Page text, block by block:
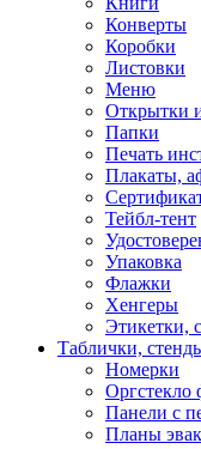
Конверты
Коробки
Листовки
Меню
Открытки
Папки
Печать
Плакаты,
Тейбл-тент
Упаковка
Флажки
Хенгеры
Этикетки,
Таблички,
Номерки
Оргстекло
Панели с
Планы